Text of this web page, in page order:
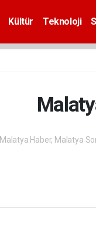
Kültür Teknoloji
Malatya Haber, Malatya